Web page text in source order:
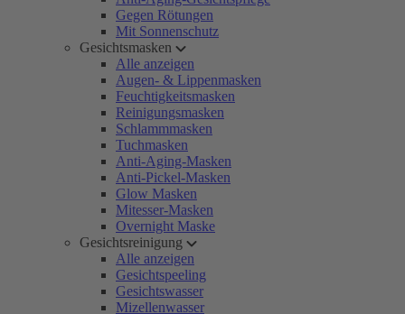
Gegen Rötungen
Mit Sonnenschutz
Gesichtsmasken
Alle anzeigen
Augen- & Lippenmasken
Feuchtigkeitsmasken
Reinigungsmasken
Schlammmasken
Tuchmasken
Anti-Aging-Masken
Anti-Pickel-Masken
Glow Masken
Mitesser-Masken
Overnight Maske
Gesichtsreinigung
Alle anzeigen
Gesichtspeeling
Gesichtswasser
Mizellenwasser